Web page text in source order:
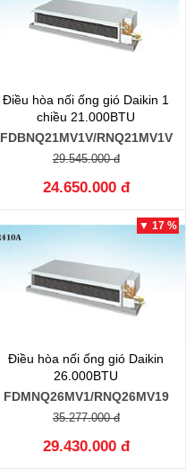
Điều hòa nối ống gió Daikin 1
chiều 21.000BTU
FDBNQ21MV1V/RNQ21MV1V
29.545.000 đ
24.650.000 đ
▼ 17 %
Điều hòa nối ống gió Daikin
26.000BTU
FDMNQ26MV1/RNQ26MV19
35.277.000 đ
29.430.000 đ